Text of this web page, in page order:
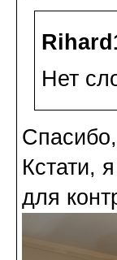
Нет
Кстати,
для